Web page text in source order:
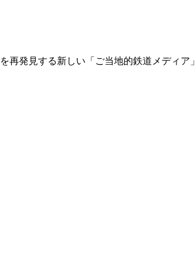
再発見する新しい「ご当地的鉄道メディア